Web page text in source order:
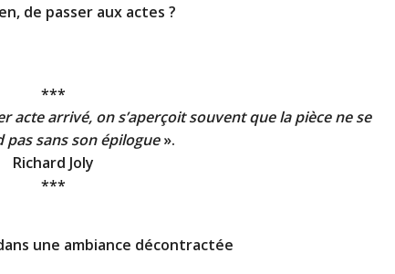
de passer aux actes ?
***
acte arrivé, on s’aperçoit souvent que la pièce ne se
pas sans son épilogue».
Richard Joly
***
une ambiance décontractée